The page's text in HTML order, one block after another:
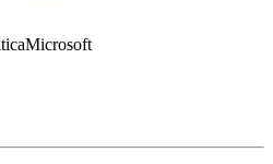
Microsoft